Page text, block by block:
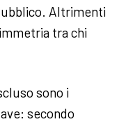
Altrimenti
tra chi
sono i
secondo